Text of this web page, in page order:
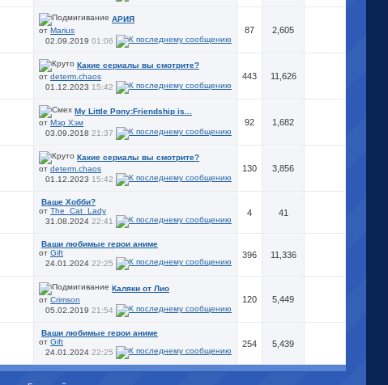
АРИЯ
от Marius
02.09.2019 01:06
87 2,605
Какие сериалы вы смотрите?
от determ.chaos
01.12.2023 15:42
443 11,626
My Little Pony:Friendship is...
от Мэр Хэм
03.09.2018 21:37
92 1,682
Какие сериалы вы смотрите?
от determ.chaos
01.12.2023 15:42
130 3,856
Ваше Хобби?
от The_Cat_Lady
31.08.2024 22:41
4 41
Ваши любимые герои аниме
от Gift
24.01.2024 22:25
396 11,336
Каляки от Лио
от Crimson
05.02.2019 21:54
120 5,449
Ваши любимые герои аниме
от Gift
24.01.2024 22:25
254 5,439